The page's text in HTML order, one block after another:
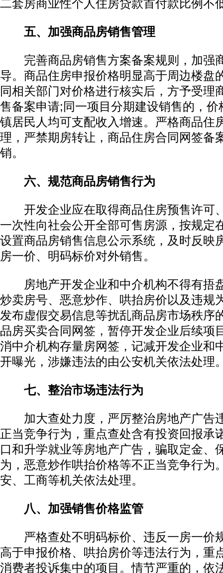
二套房商业性个人住房贷款首付款比例不
五、加强商品房销售管理
完善商品房销售方案备案规则，加强
导。商品住房申报价格明显高于周边楼盘
同相关部门对价格进行核实后，方予受理
售备案申请;同一项目分期建设销售的，价
镇居民人均可支配收入增速。严格商品住
理，严禁期房转让，商品住房合同网签备
销。
六、规范商品房销售行为
开发企业应在取得商品住房预售许可
一次性向社会公开全部可售房源，按规定
设置商品房销售信息公示系统，及时反映
房一价、明码标价对外销售。
房地产开发企业和中介机构不得有捂
炒卖房号、恶意炒作、哄抬房价以及违规
发布虚假交易信息等扰乱商品房市场秩序
品房买卖合同网签，暂停开发企业后续项
消中介机构存量房网签，记减开发企业和
开曝光，涉嫌违法的由公安机关依法处理
七、整治市场违法行为
加大查处力度，严厉整治房地产广告
正当竞争行为，重点查处含有投资回报承
口和升学就业等房地产广告，骗取定金、
为，恶意炒作哄抬价格等不正当竞争行为
安、工商等机关依法处理。
八、加强销售价格监管
严格查处不明码标价、违反一房一价
高于申报价格、哄抬房价等违法行为，重
消费者投诉集中的项目。情节严重的，依